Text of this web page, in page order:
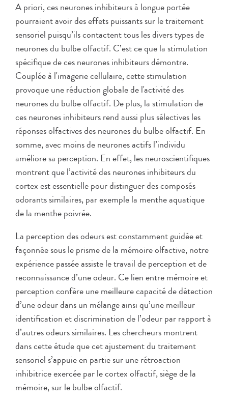
A priori, ces neurones inhibiteurs à longue portée
pourraient avoir des effets puissants sur le traitement
sensoriel puisqu’ils contactent tous les divers types de
neurones du bulbe olfactif. C’est ce que la stimulation
spécifique de ces neurones inhibiteurs démontre.
Couplée à l'imagerie cellulaire, cette stimulation
provoque une réduction globale de l'activité des
neurones du bulbe olfactif. De plus, la stimulation de
ces neurones inhibiteurs rend aussi plus sélectives les
réponses olfactives des neurones du bulbe olfactif. En
somme, avec moins de neurones actifs l’individu
améliore sa perception. En effet, les neuroscientifiques
montrent que l’activité des neurones inhibiteurs du
cortex est essentielle pour distinguer des composés
odorants similaires, par exemple la menthe aquatique
de la menthe poivrée.
La perception des odeurs est constamment guidée et
façonnée sous le prisme de la mémoire olfactive, notre
expérience passée assiste le travail de perception et de
reconnaissance d’une odeur. Ce lien entre mémoire et
perception confère une meilleure capacité de détection
d’une odeur dans un mélange ainsi qu’une meilleur
identification et discrimination de l’odeur par rapport à
d’autres odeurs similaires. Les chercheurs montrent
dans cette étude que cet ajustement du traitement
sensoriel s’appuie en partie sur une rétroaction
inhibitrice exercée par le cortex olfactif, siège de la
mémoire, sur le bulbe olfactif.